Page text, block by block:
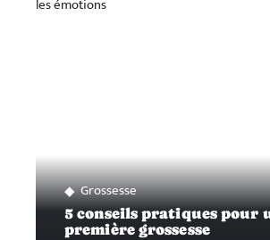
Grossesse
5 conseils pratiques pour
première grossesse